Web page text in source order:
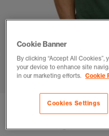
1 2 3
3 FÜR CHF79.9
Cookie Banner
By clicking “Accept All
your device to enhance site
in our marketing efforts. Cookie
Cookies Settings